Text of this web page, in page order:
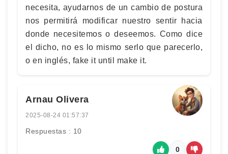
necesita, ayudarnos de un cambio de postura
nos permitirá modificar nuestro sentir hacia
donde necesitemos o deseemos. Como dice
el dicho, no es lo mismo serlo que parecerlo,
o en inglés, fake it until make it.
Arnau Olivera
2025-08-24 01:57:37
Respuestas : 10
0